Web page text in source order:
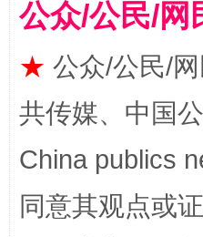
全民健身五年计划来了
公众/公民/网
★ 公众/公民/
共传媒、中国
China publics
同意其观点或